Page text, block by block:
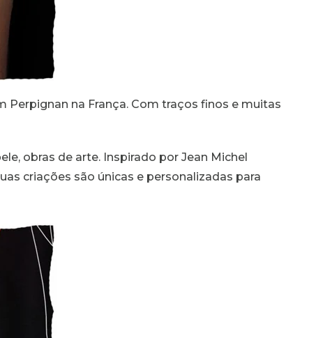
Perpignan na França. Com traços finos e muitas
obras de arte. Inspirado por Jean Michel
criações são únicas e personalizadas para